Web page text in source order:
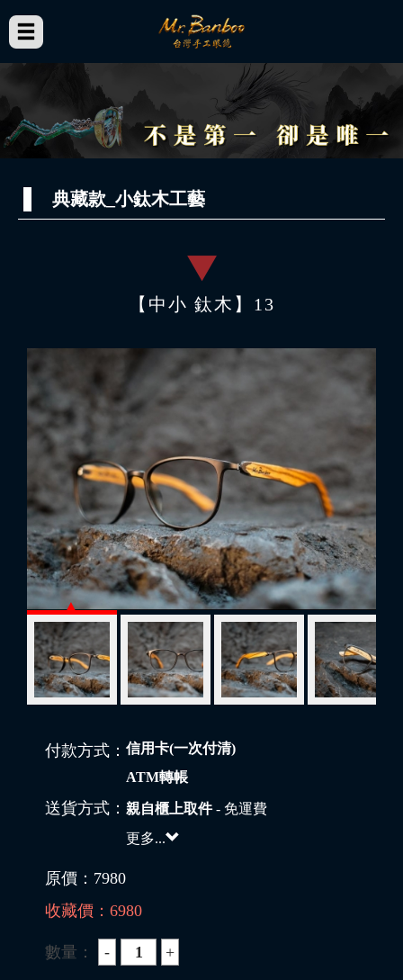
典藏款_小鈦木工藝
【中小 鈦木】13
付款方式： 信用卡(一次付清)
ATM轉帳
送貨方式： 親自櫃上取件- 免運費
更多...
原價： 7980
收藏價： 6980
數量：